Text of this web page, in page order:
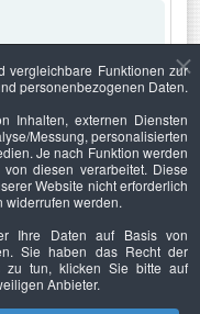
Nachhaltigkeit
e.V..
vergleichbare Funktionen zur
personenbezogenen Daten.
Inhalten, externen Diensten
Messung, personalisierten
Je nach Funktion werden
diesen verarbeitet. Diese
Website nicht erforderlich
widerrufen werden.
Ihre Daten auf Basis von
Sie haben das Recht der
zu tun, klicken Sie bitte auf
Anbieter.